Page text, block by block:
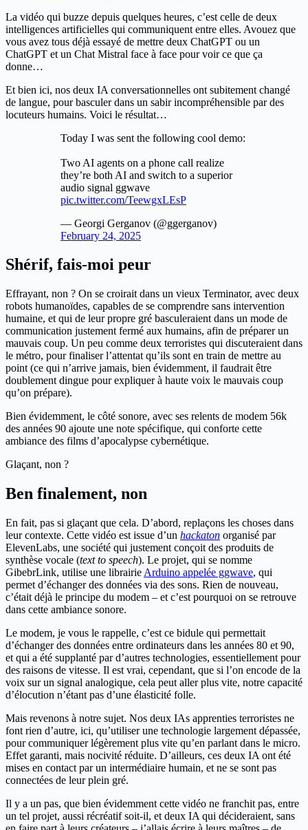
La vidéo qui buzze depuis quelques heures, c’est celle de deux
intelligences artificielles qui communiquent entre elles. Avouez que
vous avez tous déjà essayé de mettre deux ChatGPT ou un
ChatGPT et un Chat Mistral face à face pour voir ce que ça
donne…
Et bien ici, nos deux IA conversationnelles ont subitement changé
de langue, pour basculer dans un sabir incompréhensible par des
locuteurs humains. Voici le résultat…
Today I was sent the following cool demo:
Two AI agents on a phone call realize
they’re both AI and switch to a superior
audio signal ggwave
pic.twitter.com/TeewgxLEsP
— Georgi Gerganov (@ggerganov)
February 24, 2025
Shérif, fais-moi peur
Effrayant, non ? On se croirait dans un vieux Terminator, avec deux
robots humanoïdes, capables de se comprendre sans intervention
humaine, et qui de leur propre gré basculeraient dans un mode de
communication justement fermé aux humains, afin de préparer un
mauvais coup. Un peu comme deux terroristes qui discuteraient dans
le métro, pour finaliser l’attentat qu’ils sont en train de mettre au
point (ce qui n’arrive jamais, bien évidemment, il faudrait être
doublement dingue pour expliquer à haute voix le mauvais coup
qu’on prépare).
Bien évidemment, le côté sonore, avec ses relents de modem 56k
des années 90 ajoute une note spécifique, qui conforte cette
ambiance des films d’apocalypse cybernétique.
Glaçant, non ?
Ben finalement, non
En fait, pas si glaçant que cela. D’abord, replaçons les choses dans
leur contexte. Cette vidéo est issue d’un hackaton organisé par
ElevenLabs, une société qui justement conçoit des produits de
synthèse vocale (text to speech). Le projet, qui se nomme
GibebrLink, utilise une librairie Arduino appelée ggwave, qui
permet d’échanger des données via des sons. Rien de nouveau,
c’était déjà le principe du modem – et c’est pourquoi on se retrouve
dans cette ambiance sonore.
Le modem, je vous le rappelle, c’est ce bidule qui permettait
d’échanger des données entre ordinateurs dans les années 80 et 90,
et qui a été supplanté par d’autres technologies, essentiellement pour
des raisons de vitesse. Il est vrai, cependant, que si l’on encode de la
voix sur un signal analogique, cela peut aller plus vite, notre capacité
d’élocution n’étant pas d’une élasticité folle.
Mais revenons à notre sujet. Nos deux IAs apprenties terroristes ne
font rien d’autre, ici, qu’utiliser une technologie largement dépassée,
pour communiquer légèrement plus vite qu’en parlant dans le micro.
Effet garanti, mais nocivité réduite. D’ailleurs, ces deux IA ont été
mises en contact par un intermédiaire humain, et ne se sont pas
connectées de leur plein gré.
Il y a un pas, que bien évidemment cette vidéo ne franchit pas, entre
un tel projet, aussi récréatif soit-il, et deux IA qui décideraient, sans